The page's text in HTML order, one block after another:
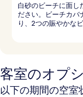
白砂のビーチに面し
ださい。ビーチカバ
り、2つの賑やかな
客室のオプ
以下の期間の空室